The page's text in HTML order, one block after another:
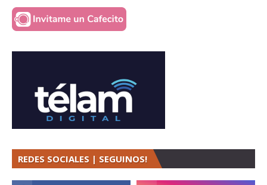
REDES SOCIALES | SEGUINOS!